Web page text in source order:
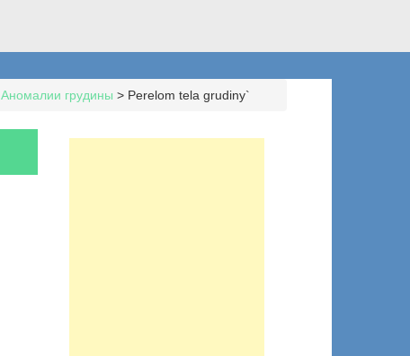
Аномалии грудины > Perelom tela grudiny`